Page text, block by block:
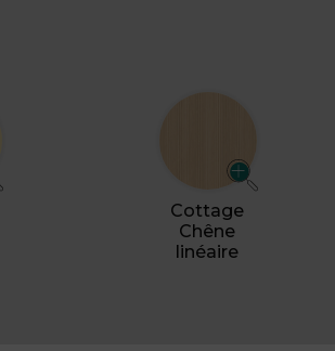
Cottage
Chêne
linéaire